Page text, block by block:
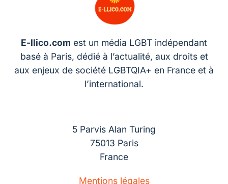
E-llico.com est un média LGBT indépendant
basé à Paris, dédié à l’actualité, aux droits et
aux enjeux de société LGBTQIA+ en France et à
l’international.
5 Parvis Alan Turing
75013 Paris
France
Mentions légales